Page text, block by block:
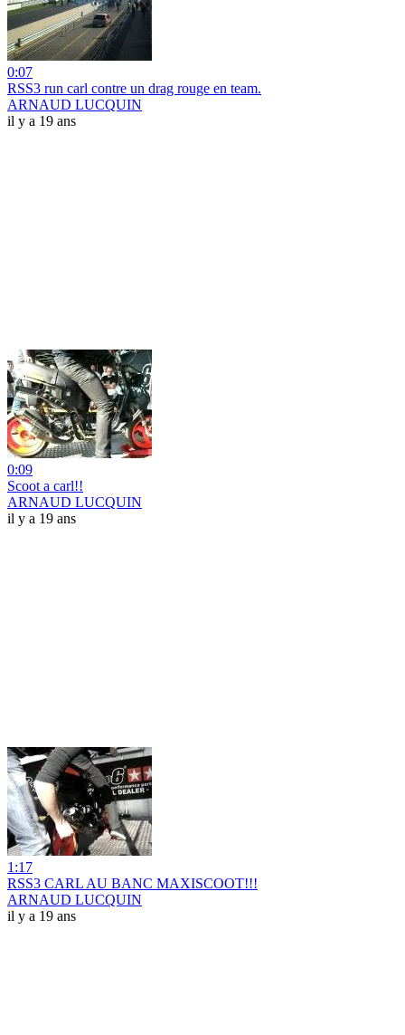
0:07
RSS3 run carl contre un drag rouge en team.
ARNAUD LUCQUIN
il y a 19 ans
0:09
Scoot a carl!!
ARNAUD LUCQUIN
il y a 19 ans
1:17
RSS3 CARL AU BANC MAXISCOOT!!!
ARNAUD LUCQUIN
il y a 19 ans